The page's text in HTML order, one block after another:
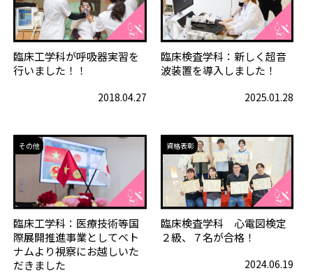
臨床工学科が呼吸器実習を
行いました！！
2018.04.27
臨床検査学科：新しく超音
波装置を導入しました！
2025.01.28
その他
臨床工学科：医療技術等国
際展開推進事業としてベト
ナムより視察にお越しいた
だきました
資格表彰
臨床検査学科 心電図検定
２級、７名が合格！
2024.06.19